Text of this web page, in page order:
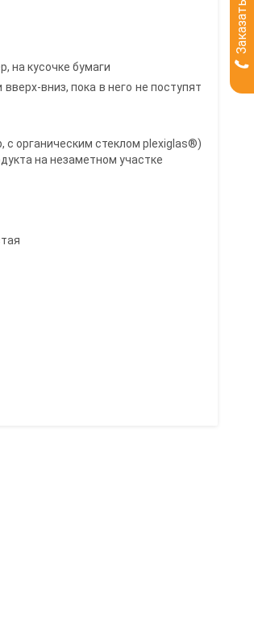
на кусочке бумаги
вниз, пока в него не поступят
с органическим стеклом plexiglas®)
на незаметном участке